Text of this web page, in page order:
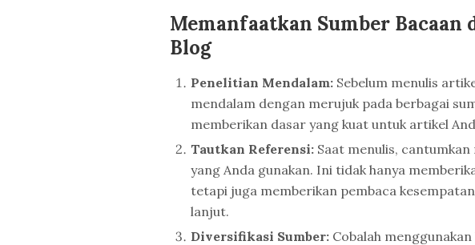
Memanfaatkan Sumber
Blog
Penelitian Mendalam:Sebelum menulis
mendalam dengan merujuk pada berbagai
memberikan dasar yang kuat untuk artikel
Tautkan Referensi:Saat menulis,
yang Anda gunakan. Ini tidak hanya
tetapi juga memberikan pembaca
lanjut.
Diversifikasi Sumber:Cobalah